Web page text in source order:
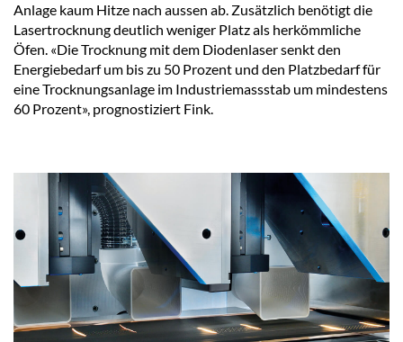
Anlage kaum Hitze nach aussen ab. Zusätzlich benötigt die
Lasertrocknung deutlich weniger Platz als herkömmliche
Öfen. «Die Trocknung mit dem Diodenlaser senkt den
Energiebedarf um bis zu 50 Prozent und den Platzbedarf für
eine Trocknungsanlage im Industriemassstab um mindestens
60 Prozent», prognostiziert Fink.